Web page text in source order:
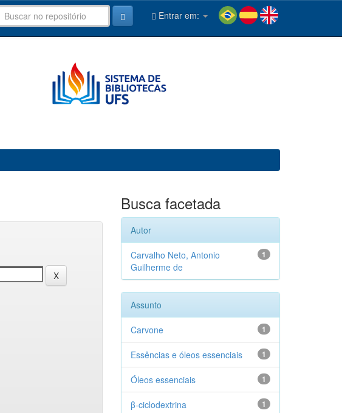
Entrar em:
Busca facetada
Autor
1
Carvalho Neto, Antonio
Guilherme de
Assunto
1
Carvone
1
Essências e óleos essenciais
1
Óleos essenciais
1
β-ciclodextrina